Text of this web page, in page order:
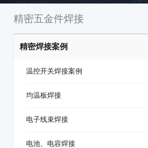
精密五金件焊接
精密焊接案例
温控开关焊接案例
均温板焊接
电子线束焊接
电池、电容焊接